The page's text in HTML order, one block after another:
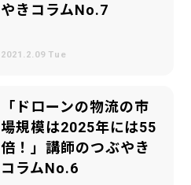
やきコラムNo.7
2021.2.09 Tue
「ドローンの物流の市
場規模は2025年には55
倍！」講師のつぶやき
コラムNo.6